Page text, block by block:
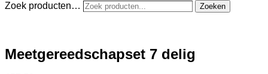
Zoek producten… Zoeken
Meetgereedschapset 7 delig